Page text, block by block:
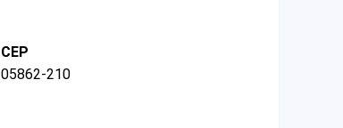
CEP
05862-210